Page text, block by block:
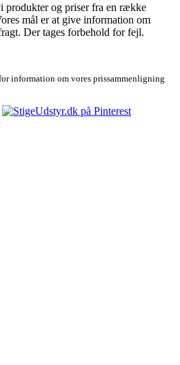
produkter og priser fra en række
mål er at give information om
Der tages forbehold for fejl.
information om vores prissammenligning